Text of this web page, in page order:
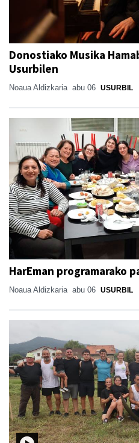
Donostiako Musika
Usurbilen
Noaua Aldizkaria abu 06 USURBIL
HarEman programarako
Noaua Aldizkaria abu 06 USURBIL